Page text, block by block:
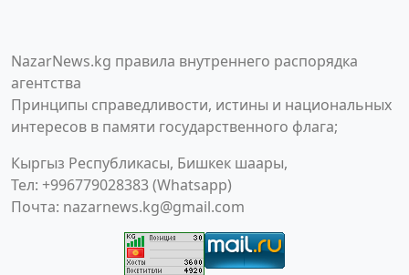
NazarNews.kg правила внутреннего распорядка
агентства
Принципы справедливости, истины и национальных
интересов в памяти государственного флага;
Кыргыз Республикасы, Бишкек шаары,
Тел: +996779028383 (Whatsapp)
Почта: nazarnews.kg@gmail.com